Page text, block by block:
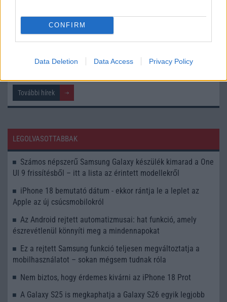
CONFIRM
Data Deletion Data Access Privacy Policy
visszahozza a Touch ID-t
Sokkolóan drága lehet az első hajlítható iPhone – már
2.400 dolláros árat jósolnak
A foldable iPhone kijelzőgyártási ütemterve egyértelmű
További hírek
LEGOLVASOTTABBAK
Számos népszerű Samsung Galaxy készülék kimarad a One
UI 9 frissítésből – itt a lista az érintett modellekről
iPhone 18 bemutató dátum - ekkor rántja le a leplet az
Apple az új csúcsmobilokról
Az Android rejtett automatizmusai: hat funkció, amely
észrevétlenül könnyíti meg a mindennapokat
Ez a rejtett Samsung funkció teljesen megváltoztatja a
mobilhasználatot – sokan mégsem tudnak róla
Nem biztos, hogy érdemes kivárni az iPhone 18 Prot
A Galaxy S25 is megkaphatja a Galaxy S26 egyik legjobb